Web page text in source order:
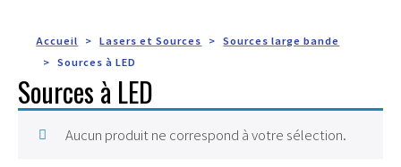
Accueil Lasers et Sources
Sources large bande
Sources à LED
Sources à LED
Aucun produit ne correspond à votre sélection.